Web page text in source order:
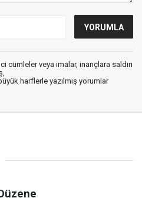
cümleler veya imalar, inançlara saldırı
harflerle yazılmış yorumlar